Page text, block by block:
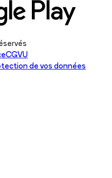
CGVU
de vos données